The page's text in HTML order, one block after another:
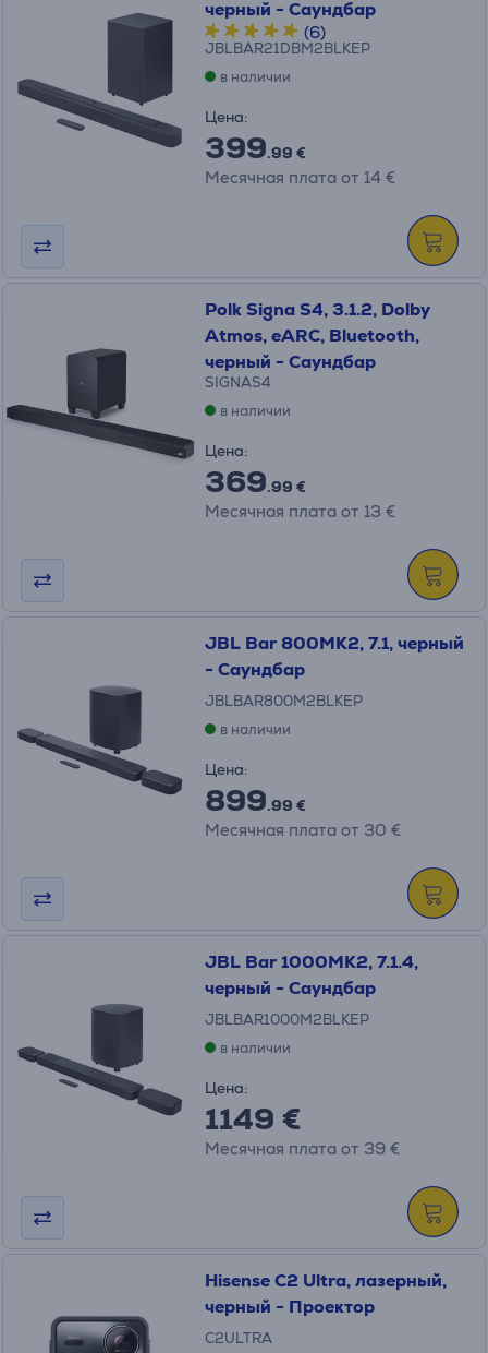
черный - Саундбар
(6)
JBLBAR21DBM2BLKEP
в наличии
Цена:
399.99 €
Месячная плата от 14 €
Polk Signa S4, 3.1.2, Dolby
Atmos, eARC, Bluetooth,
черный - Саундбар
SIGNAS4
в наличии
Цена:
369.99 €
Месячная плата от 13 €
JBL Bar 800MK2, 7.1, черный
- Саундбар
JBLBAR800M2BLKEP
в наличии
Цена:
899.99 €
Месячная плата от 30 €
JBL Bar 1000MK2, 7.1.4,
черный - Саундбар
JBLBAR1000M2BLKEP
в наличии
Цена:
1149 €
Месячная плата от 39 €
Hisense C2 Ultra, лазерный,
черный - Проектор
C2ULTRA